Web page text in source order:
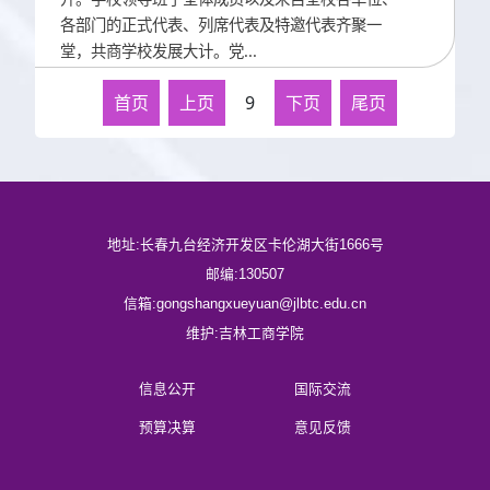
各部门的正式代表、列席代表及特邀代表齐聚一
堂，共商学校发展大计。党...
首页 上页 9 下页 尾页
地址:长春九台经济开发区卡伦湖大街1666号
邮编:130507
信箱:gongshangxueyuan@jlbtc.edu.cn
维护:吉林工商学院
信息公开 国际交流
预算决算 意见反馈